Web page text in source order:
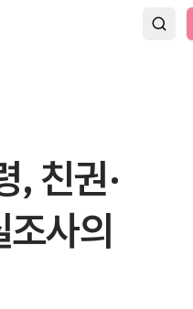
, 친권·
사의